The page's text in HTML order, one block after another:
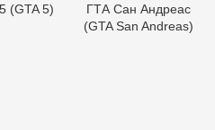
(GTA 5)
ГТА Сан Андреас
(GTA San Andreas)